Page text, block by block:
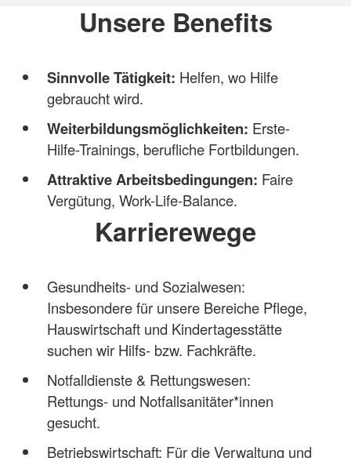
Unsere Benefits
Sinnvolle Tätigkeit: Helfen, wo Hilfe
gebraucht wird.
Weiterbildungsmöglichkeiten: Erste-
Hilfe-Trainings, berufliche Fortbildungen.
Attraktive Arbeitsbedingungen: Faire
Vergütung, Work-Life-Balance.
Karrierewege
Gesundheits- und Sozialwesen:
Insbesondere für unsere Bereiche Pflege,
Hauswirtschaft und Kindertagesstätte
suchen wir Hilfs- bzw. Fachkräfte.
Notfalldienste & Rettungswesen:
Rettungs- und Notfallsanitäter*innen
gesucht.
Betriebswirtschaft: Für die Verwaltung und